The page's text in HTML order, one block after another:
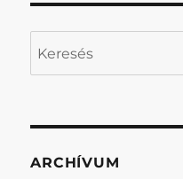
ARCHÍVUM